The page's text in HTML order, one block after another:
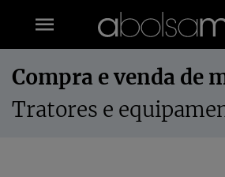
Compra e venda de
Tratores e